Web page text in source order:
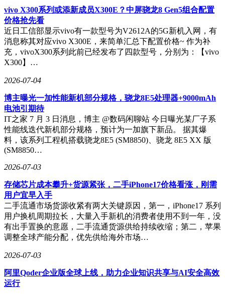
新规划定多条服务"红线"：禁止生成美化自残自杀、实施语言
暴力等损害用户身心健康的内容；不得向未成年人推送可能引
发模仿危险行为或诱导不良嗜好的信息；严禁通过过度迎合诱
导用户产生情感依赖。这些条款直接指向当前智能体应用中存
在的突出问题，为行业健康发展提供明确指引。
技术专家分析认为，智能体作为能理解隐含需求、完成复杂操
作的AI助手，其发展速度已超越现有监管框架。此次两大平
规避合规风险的考量。随着《办法》实施，预计将有更多平台
优化智能体功能设计，在技术创新与风险防控间寻求平衡。
vivo X300系列或添新成员X300E？中屏骁龙8 Gen5组合配置
价格抢先看
近日工信部显示vivo有一款型号为V2612A的5G新机入网，有
消息称其对应vivo X300E，来简单汇总下配置价格~ 作为补
充，vivoX300系列此前已经发布了四款型号，分别为：【vivo
X300】…
2026-07-04
博主曝光一加性能新机部分规格，骁龙8E5处理器+9000mAh
电池引期待
IT之家 7 月 3 日消息，博主 @数码闲聊站 今日曝光某厂子系
性能线迭代新机部分规格，预计为一加旗下新品。 据其爆
料，该系列工程机搭载骁龙8E5 (SM8850)、骁龙 8E5 XX 版
(SM8850…
2026-07-03
存储芯片成本攀升+货源紧张，二手iPhone17价格看涨，刚需
用户宜早入手
二手流通市场货源收紧有两大关键原因，第一，iPhone17 系列
用户换机周期拉长，大量入手新机的消费者使用不到一年，没
有出手置换的意愿，二手流通货源供给持续收缩；第二，苹果
调整全球产能分配，优先供给海外市场…
2026-07-03
阿里Qoder企业版全球上线，助力企业知识共享与AI安全高效
运行